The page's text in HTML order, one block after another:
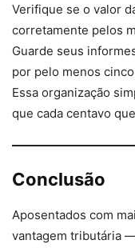
Verifique se o valor
corretamente pelos
Guarde seus
por pelo menos
Essa organização
que cada centavo
Conclusão
Aposentados com
vantagem tributária